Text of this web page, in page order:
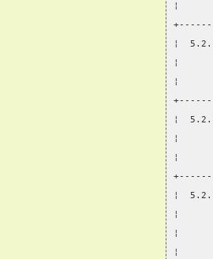
¦
¦
¦
¦
¦
¦
¦
¦
¦
¦
¦